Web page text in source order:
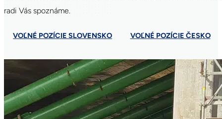
radi Vás spoznáme.
VOĽNÉ POZÍCIE SLOVENSKO VOĽNÉ POZÍCIE ČESKO